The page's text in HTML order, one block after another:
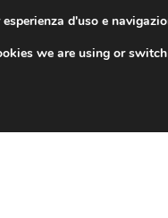
d'uso e
we are using or